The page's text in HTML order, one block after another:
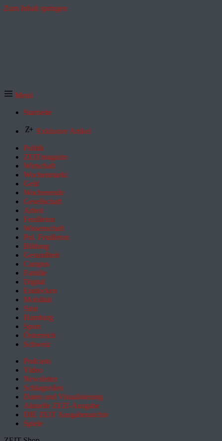
Zum Inhalt springen
Menü
Startseite
Exklusive Artikel
Politik
ZEITmagazin
Wirtschaft
Wochenmarkt
Geld
Wochenende
Gesellschaft
Arbeit
Feuilleton
Wissenschaft
Pol. Feuilleton
Bildung
Gesundheit
Campus
Familie
Digital
Entdecken
Mobilität
Sinn
Hamburg
Sport
Österreich
Schweiz
Podcasts
Video
Newsletter
Schlagzeilen
Daten und Visualisierung
Aktuelle ZEIT-Ausgabe
DIE ZEIT Ausgabenarchiv
Spiele